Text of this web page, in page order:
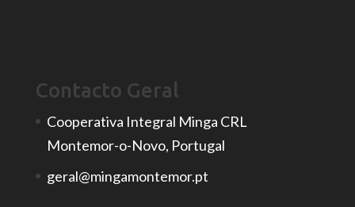
Contacto Geral
Cooperativa Integral Minga CRL
Montemor-o-Novo, Portugal
geral@mingamontemor.pt